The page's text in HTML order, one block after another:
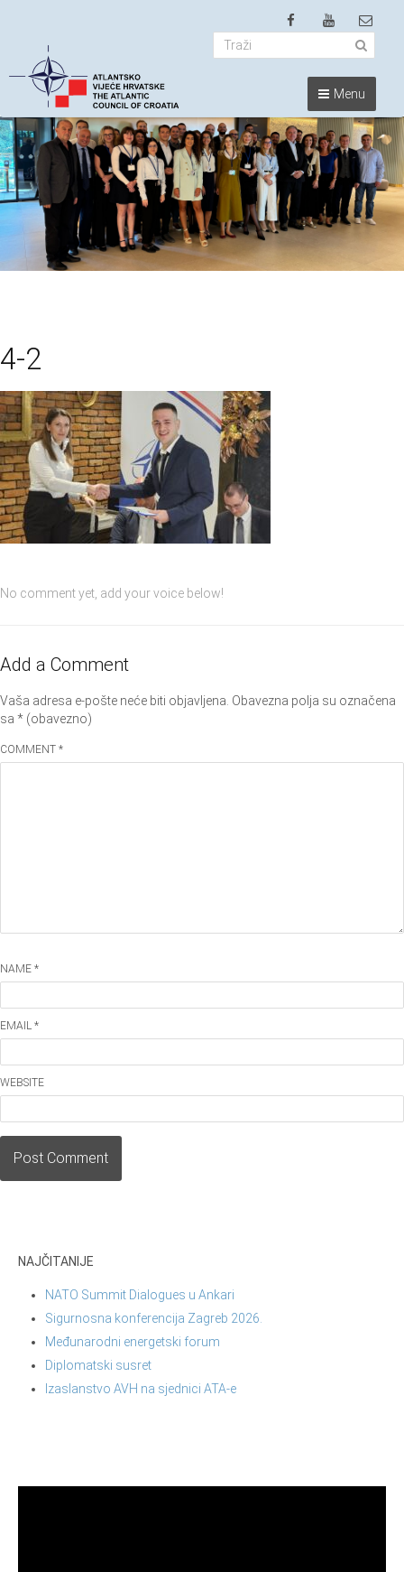
Menu
4-2
No comment yet, add your voice below!
Add a Comment
Vaša adresa e-pošte neće biti objavljena. Obavezna polja su označena
sa * (obavezno)
COMMENT *
NAME *
EMAIL *
WEBSITE
Post Comment
NAJČITANIJE
NATO Summit Dialogues u Ankari
Sigurnosna konferencija Zagreb 2026.
Međunarodni energetski forum
Diplomatski susret
Izaslanstvo AVH na sjednici ATA-e